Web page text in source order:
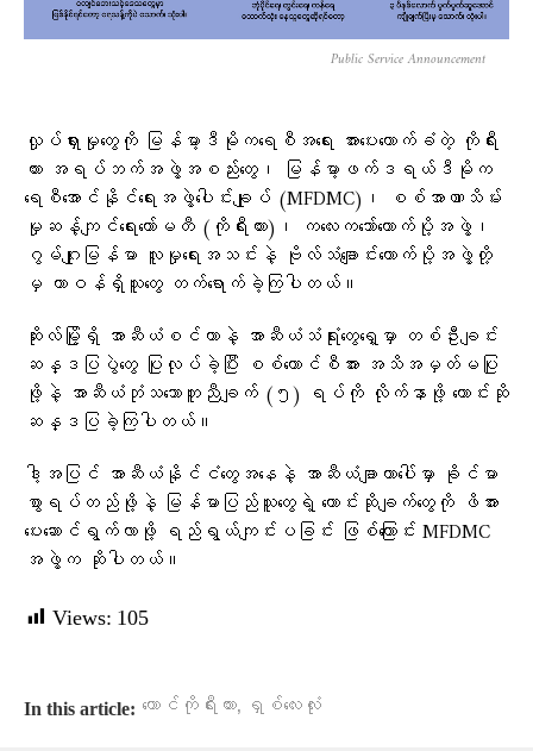
Public Service Announcement
လှုပ်ရှားမှုတွေကို မြန်မာ့ဒီမိုကရေစီအရေး အားပေးထောက်ခံတဲ့ ကိုရီး
ယား အရပ်ဘက်အဖွဲ့အစည်းတွေ၊ မြန်မာ့ဖက်ဒရယ်ဒီမိုက
ရေစီအောင်နိုင်ရေးအဖွဲ့ပေါင်းချုပ် (MFDMC)၊ စစ်အာဏာသိမ်း
မှုဆန့်ကျင်ရေးကော်မတီ (ကိုရီးယား)၊ ကလေးကဘော်ထောက်ပို့အဖွဲ့၊
ဂွမ်ဂျုးမြန်မာ လူမှုရေးအသင်းနဲ့ ဗိုလ်သံချောင်းထောက်ပို့အဖွဲ့တို့
မှ တာဝန်ရှိသူတွေ တက်ရောက်ခဲ့ကြပါတယ်။
ဆိုးလ်မြို့ရှိ အာဆီယံစင်တာနဲ့ အာဆီယံသံရုံးတွေရှေ့မှာ တစ်ဦးချင်း
ဆန္ဒပြပွဲတွေ ပြုလုပ်ခဲ့ပြီး စစ်ကောင်စီအား အသိအမှတ်မပြု
ဖို့နဲ့ အာဆီယံဘုံသဘောတူညီချက် (၅) ရပ်ကို လိုက်နာဖို့ တောင်းဆို
ဆန္ဒပြခဲ့ကြပါတယ်။
ဒါ့အပြင် အာဆီယံနိုင်ငံတွေအနေနဲ့ အာဆီယံချာတာပေါ်မှာ ခိုင်မာ
စွာရပ်တည်ဖို့နဲ့ မြန်မာပြည်သူတွေရဲ့ တောင်းဆိုချက်တွေကို ဖိအား
ပေးဆောင်ရွက်လာဖို့ ရည်ရွယ်ကျင်းပခြင်း ဖြစ်ကြောင်း MFDMC
အဖွဲ့က ဆိုပါတယ်။
Views: 105
In this article: တောင်ကိုရီးယား, ရှစ်လေးလုံး